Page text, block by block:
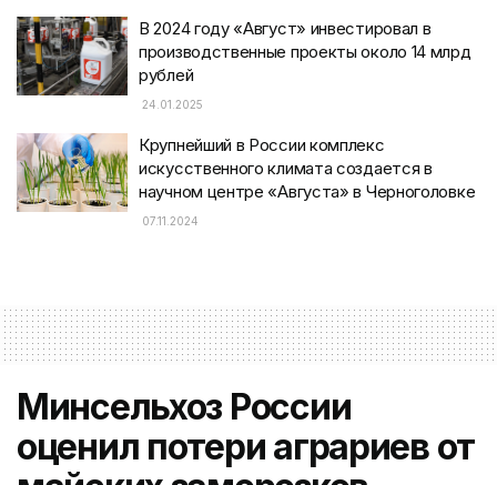
В 2024 году «Август» инвестировал в
производственные проекты около 14 млрд
рублей
24.01.2025
Крупнейший в России комплекс
искусственного климата создается в
научном центре «Августа» в Черноголовке
07.11.2024
Минсельхоз России
оценил потери аграриев от